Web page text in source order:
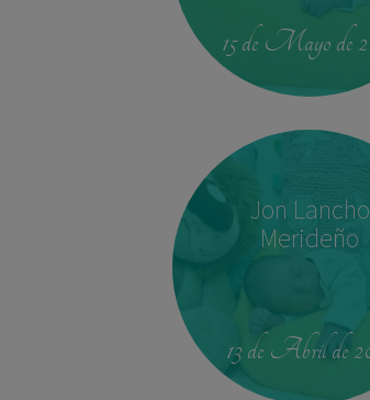
15 de Mayo de
Jon Lancho
Merideño
13 de Abril de